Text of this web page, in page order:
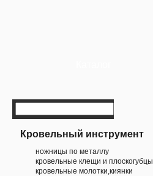
Кровельный инструмент
ножницы по металлу
кровельные клещи и плоскогубцы
кровельные молотки,киянки